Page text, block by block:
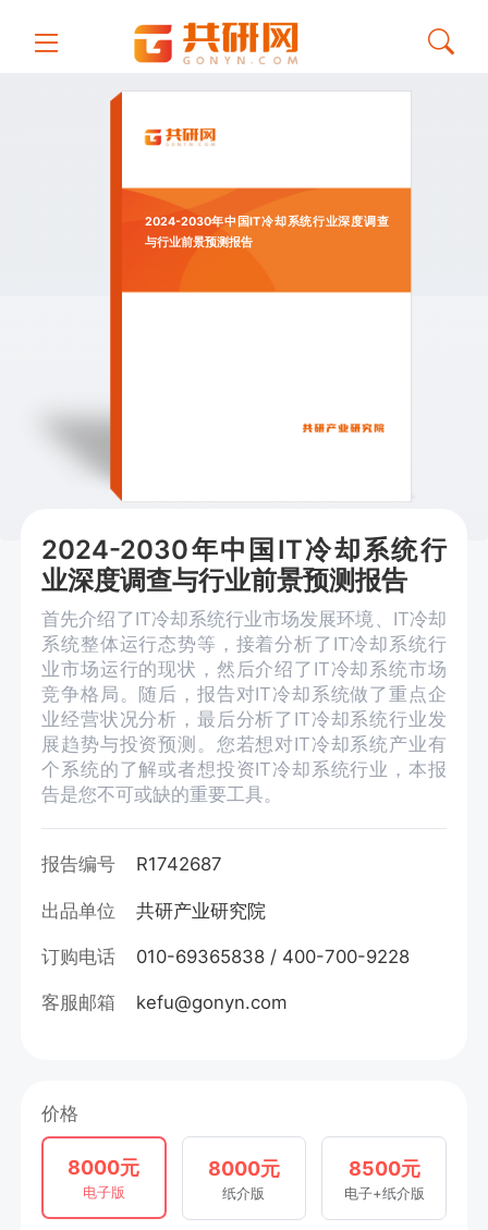
2024-2030年中国IT冷却系统行业深度调查
与行业前景预测报告
2024-2030年中国IT冷却系统行
业深度调查与行业前景预测报告
首先介绍了IT冷却系统行业市场发展环境、IT冷却
系统整体运行态势等，接着分析了IT冷却系统行
业市场运行的现状，然后介绍了IT冷却系统市场
竞争格局。随后，报告对IT冷却系统做了重点企
业经营状况分析，最后分析了IT冷却系统行业发
展趋势与投资预测。您若想对IT冷却系统产业有
个系统的了解或者想投资IT冷却系统行业，本报
告是您不可或缺的重要工具。
报告编号 R1742687
出品单位 共研产业研究院
订购电话 010-69365838 / 400-700-9228
客服邮箱 kefu@gonyn.com
价格
8000元
电子版
8000元
纸介版
8500元
电子+纸介版